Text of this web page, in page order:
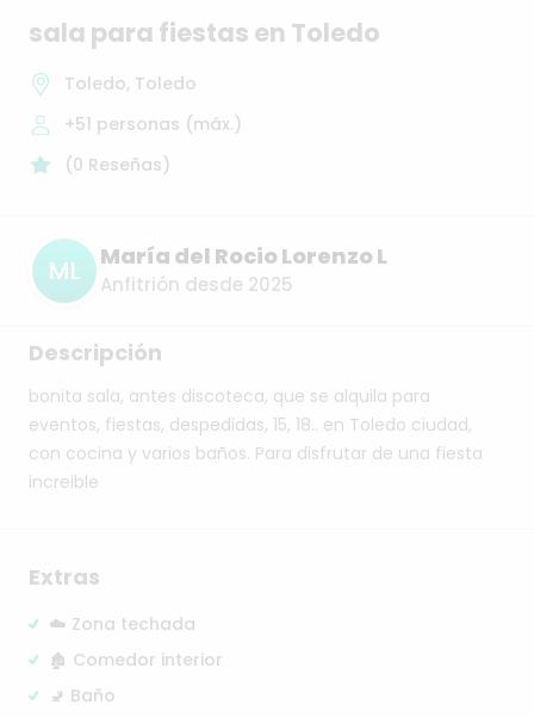
sala para fiestas en Toledo
Toledo, Toledo
+51 personas (máx.)
(0 Reseñas)
ML María del Rocio Lorenzo L
Anfitrión desde 2025
Descripción
bonita sala, antes discoteca, que se alquila para
eventos, fiestas, despedidas, 15, 18.. en Toledo ciudad,
con cocina y varios baños. Para disfrutar de una fiesta
increible
Extras
☁️ Zona techada
🏚️ Comedor interior
🚽 Baño